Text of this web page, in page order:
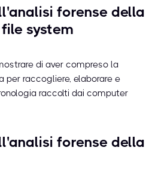
forense della
system
di aver compreso la
per raccogliere, elaborare e
raccolti dai computer
forense della